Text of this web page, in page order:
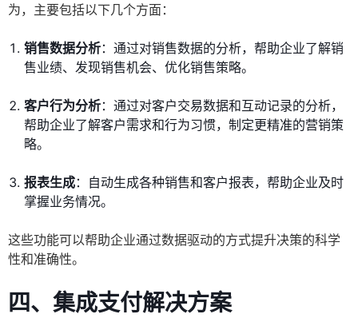
为，主要包括以下几个方面：
销售数据分析：通过对销售数据的分析，帮助企业了解销
售业绩、发现销售机会、优化销售策略。
客户行为分析：通过对客户交易数据和互动记录的分析，
帮助企业了解客户需求和行为习惯，制定更精准的营销策
略。
报表生成：自动生成各种销售和客户报表，帮助企业及时
掌握业务情况。
这些功能可以帮助企业通过数据驱动的方式提升决策的科学
性和准确性。
四、集成支付解决方案